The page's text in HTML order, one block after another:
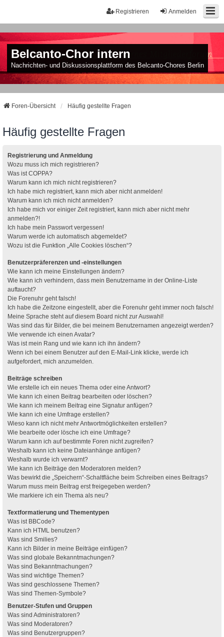
Anmelden
Registrieren
Belcanto-Chor intern
Nachrichten- und Diskussionsplattform des Belcanto-Chores Berlin
Foren-Übersicht Häufig gestellte Fragen
Häufig gestellte Fragen
Registrierung und Anmeldung
Wozu muss ich mich registrieren?
Was ist COPPA?
Warum kann ich mich nicht registrieren?
Ich habe mich registriert, kann mich aber nicht anmelden!
Warum kann ich mich nicht anmelden?
Ich habe mich vor einiger Zeit registriert, kann mich aber nicht mehr
anmelden?!
Ich habe mein Passwort vergessen!
Warum werde ich automatisch abgemeldet?
Wozu ist die Funktion „Alle Cookies löschen“?
Benutzerpräferenzen und -einstellungen
Wie kann ich meine Einstellungen ändern?
Wie kann ich verhindern, dass mein Benutzername in der Online-Liste
auftaucht?
Die Forenuhr geht falsch!
Ich habe die Zeitzone eingestellt, aber die Forenuhr geht immer noch falsch!
Meine Sprache steht auf diesem Board nicht zur Auswahl!
Was sind das für Bilder, die bei meinem Benutzernamen angezeigt werden?
Wie verwende ich einen Avatar?
Was ist mein Rang und wie kann ich ihn ändern?
Wenn ich bei einem Benutzer auf den E-Mail-Link klicke, werde ich
aufgefordert, mich anzumelden.
Beiträge schreiben
Wie erstelle ich ein neues Thema oder eine Antwort?
Wie kann ich einen Beitrag bearbeiten oder löschen?
Wie kann ich meinem Beitrag eine Signatur anfügen?
Wie kann ich eine Umfrage erstellen?
Wieso kann ich nicht mehr Antwortmöglichkeiten erstellen?
Wie bearbeite oder lösche ich eine Umfrage?
Warum kann ich auf bestimmte Foren nicht zugreifen?
Weshalb kann ich keine Dateianhänge anfügen?
Weshalb wurde ich verwarnt?
Wie kann ich Beiträge den Moderatoren melden?
Was bewirkt die „Speichern“-Schaltfläche beim Schreiben eines Beitrags?
Warum muss mein Beitrag erst freigegeben werden?
Wie markiere ich ein Thema als neu?
Textformatierung und Thementypen
Was ist BBCode?
Kann ich HTML benutzen?
Was sind Smilies?
Kann ich Bilder in meine Beiträge einfügen?
Was sind globale Bekanntmachungen?
Was sind Bekanntmachungen?
Was sind wichtige Themen?
Was sind geschlossene Themen?
Was sind Themen-Symbole?
Benutzer-Stufen und Gruppen
Was sind Administratoren?
Was sind Moderatoren?
Was sind Benutzergruppen?